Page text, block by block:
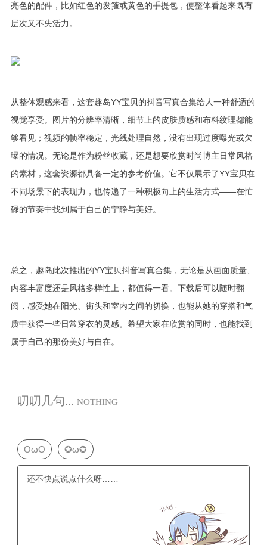
亮色的配件，比如红色的发箍或黄色的手提包，使整体看起来既有
层次又不失活力。
从整体观感来看，这套趣岛YY宝贝的抖音写真合集给人一种舒适的
视觉享受。图片的分辨率清晰，细节上的皮肤质感和布料纹理都能
够看见；视频的帧率稳定，光线处理自然，没有出现过度曝光或欠
曝的情况。无论是作为粉丝收藏，还是想要欣赏时尚博主日常风格
的素材，这套资源都具备一定的参考价值。它不仅展示了YY宝贝在
不同场景下的表现力，也传递了一种积极向上的生活方式——在忙
碌的节奏中找到属于自己的宁静与美好。
总之，趣岛此次推出的YY宝贝抖音写真合集，无论是从画面质量、
内容丰富度还是风格多样性上，都值得一看。下载后可以随时翻
阅，感受她在阳光、街头和室内之间的切换，也能从她的穿搭和气
质中获得一些日常穿衣的灵感。希望大家在欣赏的同时，也能找到
属于自己的那份美好与自在。
叨叨几句... NOTHING
OωO ✪ω✪